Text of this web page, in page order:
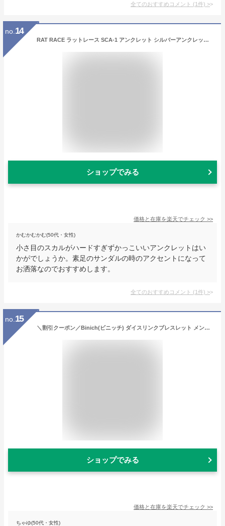
全てのおすすめコメント (1件) >
no. 14
RAT RACE ラットレース SCA-1 アンクレット シルバーアンクレット スカル ドクロ スペード メンズ アンク 足首 ブレス シルバー925 男性用 銀 ブランド プレゼント 人気 彼氏 おしゃれ
ショップでみる
価格と在庫を楽天でチェック >>
かむかむかむ(50代・女性)
小さ目のスカルがハードすぎずかっこいいアンクレットはい
かがでしょうか。素足のサンダルの時のアクセントになって
お洒落なのでおすすめします。
全てのおすすめコメント (1件) >
no. 15
＼割引クーポン／Binich(ビニッチ) ダイスリンクブレスレット メンズ シルバー925 アクセサリー[シルバーブレスレット]
ショップでみる
価格と在庫を楽天でチェック >>
ちゃゆ(50代・女性)